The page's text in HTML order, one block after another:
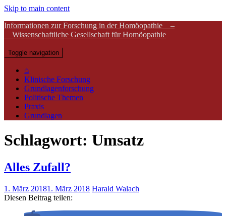
Skip to main content
Informationen zur Forschung in der Homöopathie –
Wissenschaftliche Gesellschaft für Homöopathie
Toggle navigation
⌂
Klinische Forschung
Grundlagenforschung
Politische Themen
Praxis
Grundlagen
Schlagwort: Umsatz
Alles Zufall?
1. März 20181. März 2018 Harald Walach
Diesen Beitrag teilen: